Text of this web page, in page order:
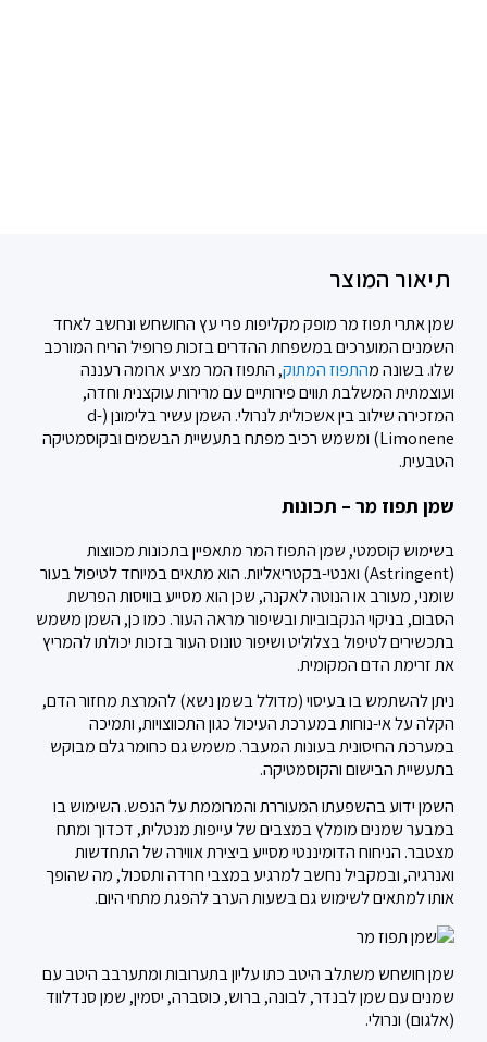
תיאור המוצר
שמן אתרי תפוז מר מופק מקליפות פרי עץ החושחש ונחשב לאחד
השמנים המוערכים במשפחת ההדרים בזכות פרופיל הריח המורכב
שלו. בשונה מהתפוז המתוק, התפוז המר מציע ארומה רעננה
ועוצמתית המשלבת תווים פירותיים עם מרירות עוקצנית וחדה,
המזכירה שילוב בין אשכולית לנרולי. השמן עשיר בלימונן (d-
Limonene) ומשמש רכיב מפתח בתעשיית הבשמים ובקוסמטיקה
הטבעית.
שמן תפוז מר – תכונות
בשימוש קוסמטי, שמן התפוז המר מתאפיין בתכונות מכווצות
(Astringent) ואנטי-בקטריאליות. הוא מתאים במיוחד לטיפול בעור
שומני, מעורב או הנוטה לאקנה, שכן הוא מסייע בוויסות הפרשת
הסבום, בניקוי הנקבוביות ובשיפור מראה העור. כמו כן, השמן משמש
בתכשירים לטיפול בצלוליט ושיפור טונוס העור בזכות יכולתו להמריץ
את זרימת הדם המקומית.
ניתן להשתמש בו בעיסוי (מדולל בשמן נשא) להמרצת מחזור הדם,
הקלה על אי-נוחות במערכת העיכול כגון התכווצויות, ותמיכה
במערכת החיסונית בעונות המעבר. משמש גם כחומר גלם מבוקש
בתעשיית הבישום והקוסמטיקה.
השמן ידוע בהשפעתו המעוררת והמרוממת על הנפש. השימוש בו
במבער שמנים מומלץ במצבים של עייפות מנטלית, דכדוך ומתח
מצטבר. הניחוח הדומיננטי מסייע ביצירת אווירה של התחדשות
ואנרגיה, ובמקביל נחשב למרגיע במצבי חרדה ותסכול, מה שהופך
אותו למתאים לשימוש גם בשעות הערב להפגת מתחי היום.
שמן חושחש משתלב היטב כתו עליון בתערובות ומתערבב היטב עם
שמנים עם שמן לבנדר, לבונה, ברוש, כוסברה, יסמין, שמן סנדלווד
(אלגום) ונרולי.